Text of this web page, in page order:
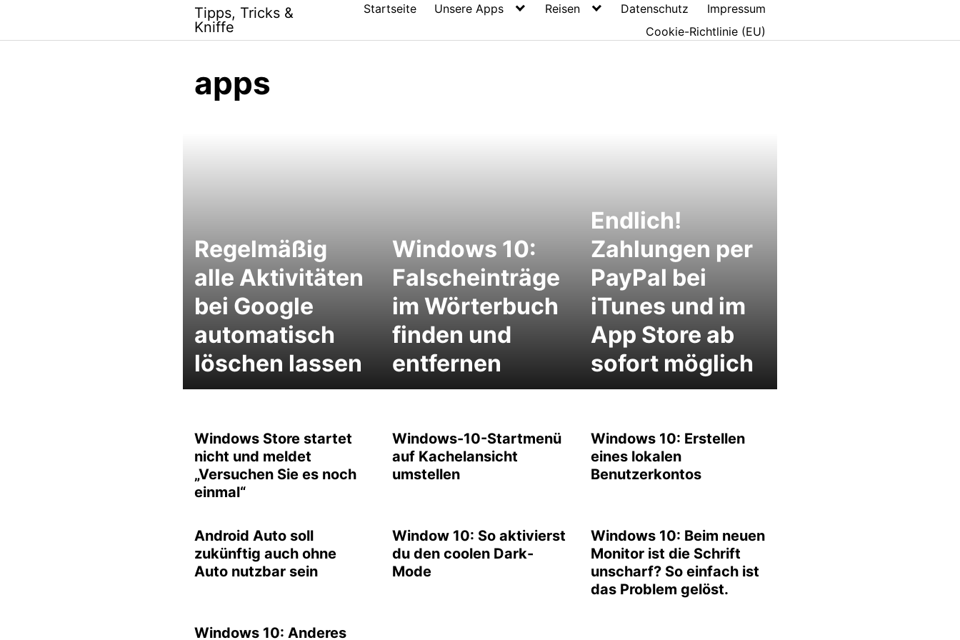
content
Tipps, Tricks &
Kniffe
Startseite Unsere Apps Reisen Datenschutz
Impressum
Cookie-Richtlinie (EU)
apps
Regelmäßig
alle Aktivitäten
bei Google
automatisch
löschen lassen
Windows 10:
Falscheinträge
im Wörterbuch
finden und
entfernen
Endlich!
Zahlungen per
PayPal bei
iTunes und im
App Store ab
sofort möglich
Windows Store startet
nicht und meldet
„Versuchen Sie es noch
einmal“
Windows-10-Startmenü
auf Kachelansicht
umstellen
Windows 10: Erstellen
eines lokalen
Benutzerkontos
Android Auto soll
zukünftig auch ohne
Auto nutzbar sein
Window 10: So aktivierst
du den coolen Dark-
Mode
Windows 10: Beim neuen
Monitor ist die Schrift
unscharf? So einfach ist
das Problem gelöst.
Windows 10: Anderes